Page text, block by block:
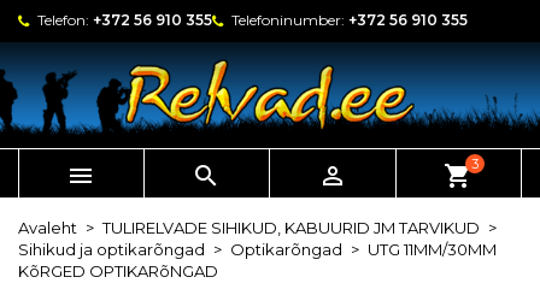
Telefon: +372 56 910 355 Telefoninumber: +372 56 910 355
   shopping_cart3
Avaleht
TULIRELVADE SIHIKUD, KABUURID JM TARVIKUD
Sihikud ja optikarõngad
Optikarõngad
UTG 11MM/30MM
KõRGED OPTIKARõNGAD